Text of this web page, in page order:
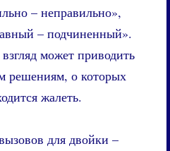
– неправильно»,
– подчиненный».
может приводить
решениям, о которых
жалеть.
для двойки –